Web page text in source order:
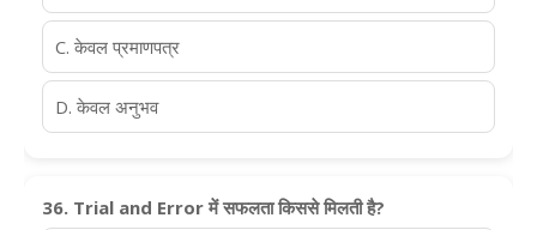
C. केवल प्रमाणपत्र
D. केवल अनुभव
36. Trial and Error में सफलता किससे मिलती है?